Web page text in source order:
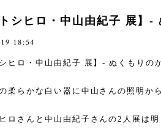
トシヒロ・中山由紀子 展】
18:54
シヒロ・中山由紀子 展】-ぬくもりの
柔らかな白い器に中山さんの照明か
ロさんと中山由紀子さんの2 人展は